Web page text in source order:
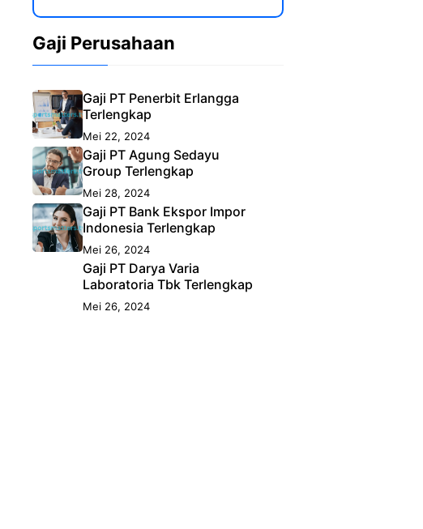
Gaji Perusahaan
Gaji PT Penerbit Erlangga
Terlengkap
Mei 22, 2024
Gaji PT Agung Sedayu
Group Terlengkap
Mei 28, 2024
Gaji PT Bank Ekspor Impor
Indonesia Terlengkap
Mei 26, 2024
Gaji PT Darya Varia
Laboratoria Tbk Terlengkap
Mei 26, 2024